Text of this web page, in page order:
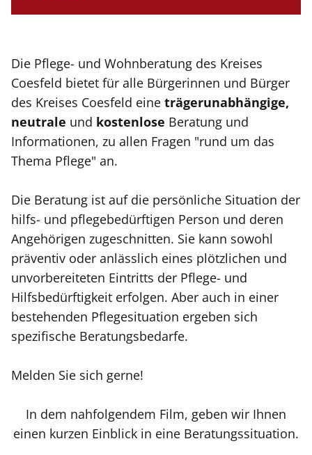
Die Pflege- und Wohnberatung des Kreises
Coesfeld bietet für alle Bürgerinnen und Bürger
des Kreises Coesfeld eine trägerunabhängige,
neutrale und kostenlose Beratung und
Informationen, zu allen Fragen "rund um das
Thema Pflege" an.
Die Beratung ist auf die persönliche Situation der
hilfs- und pflegebedürftigen Person und deren
Angehörigen zugeschnitten. Sie kann sowohl
präventiv oder anlässlich eines plötzlichen und
unvorbereiteten Eintritts der Pflege- und
Hilfsbedürftigkeit erfolgen. Aber auch in einer
bestehenden Pflegesituation ergeben sich
spezifische Beratungsbedarfe.
Melden Sie sich gerne!
In dem nahfolgendem Film, geben wir Ihnen
einen kurzen Einblick in eine Beratungssituation.